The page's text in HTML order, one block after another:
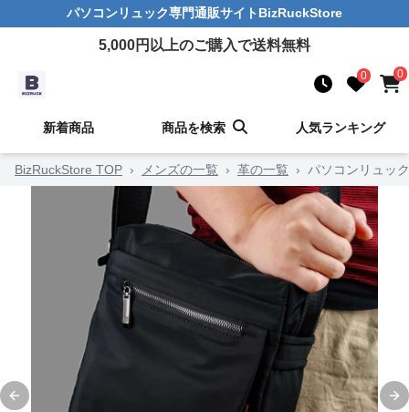
パソコンリュック専門通販サイト BizRuckStore
5,000円以上のご購入で送料無料
0 0
新着商品 商品を検索 人気ランキング
BizRuckStore TOP › メンズの一覧 › 革の一覧 › パソコンリュッ
Previous slide